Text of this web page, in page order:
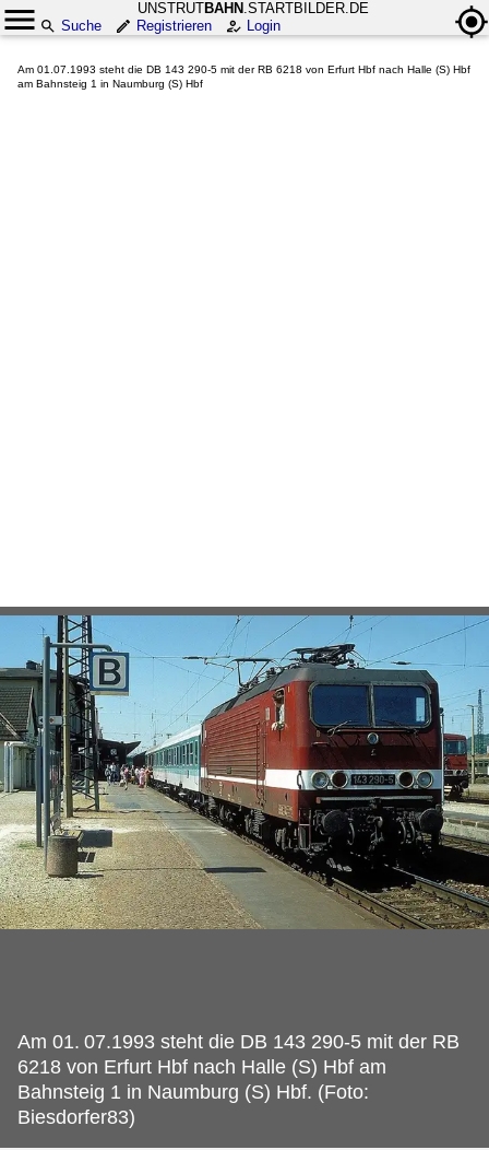
UNSTRUTBAHN .STARTBILDER.DE
Suche
Registrieren Login
Am 01.07.1993 steht die DB 143 290-5 mit der RB 6218 von Erfurt Hbf nach Halle (S) Hbf
am Bahnsteig 1 in Naumburg (S) Hbf
Am 01. 07.1993 steht die DB 143 290-5 mit der RB
6218 von Erfurt Hbf nach Halle (S) Hbf am
Bahnsteig 1 in Naumburg (S) Hbf. (Foto:
Biesdorfer83)